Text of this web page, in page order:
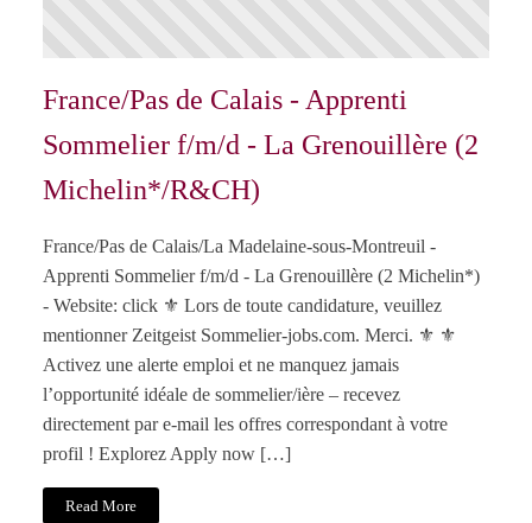
France/Pas de Calais - Apprenti
Sommelier f/m/d - La Grenouillère (2
Michelin*/R&CH)
France/Pas de Calais/La Madelaine-sous-Montreuil -
Apprenti Sommelier f/m/d - La Grenouillère (2 Michelin*)
- Website: click ⚜️ Lors de toute candidature, veuillez
mentionner Zeitgeist Sommelier-jobs.com. Merci. ⚜️ ⚜️
Activez une alerte emploi et ne manquez jamais
l’opportunité idéale de sommelier/ière – recevez
directement par e-mail les offres correspondant à votre
profil ! Explorez Apply now […]
Read More